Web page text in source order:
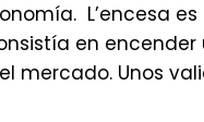
L’encesa
en encender
mercado. Unos